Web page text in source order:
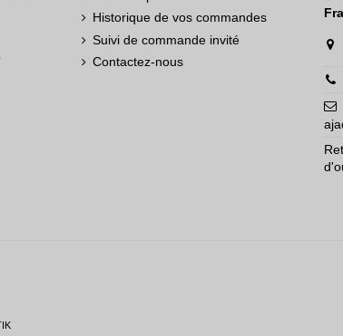
Historique de vos commandes
Suivi de commande invité
Contactez-nous